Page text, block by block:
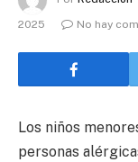
2025
No hay
Los niños
personas